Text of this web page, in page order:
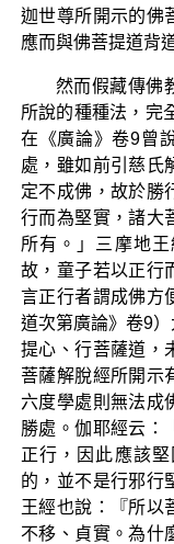
迦世尊所開示的佛
應而與佛菩提道背
然而假藏傳佛
所說的種種法，完
在《廣論》卷9曾
處，雖如前引慈氏
定不成佛，故於勝
行而為堅實，諸大
所有。」三摩地
故，童子若以正行
言正行者謂成佛方
道次第廣論》卷9
提心、行菩薩道，
菩薩解脫經所開示
六度學處則無法成
勝處。伽耶經云：
正行，因此應該
的，並不是行邪行
王經也說：『所以
不移、貞實。為什